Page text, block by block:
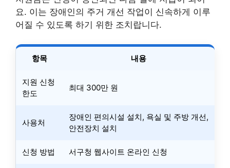
요. 이는 장애인의 주거 개선 작업이 신속하게 이루
어질 수 있도록 하기 위한 조치랍니다.
항목 내용
지원 신청
한도
최대 300만 원
사용처
장애인 편의시설 설치, 욕실 및 주방 개선,
안전장치 설치
신청 방법 서구청 웹사이트 온라인 신청